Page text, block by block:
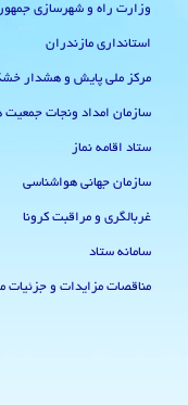
وزارت راه و شهرسازی
استانداری مازندران
مرکز ملی پایش و هشدار
سازمان امداد ونجات جمعیت
ستاد اقامه نماز
سازمان جهانی هواشناسی
غربالگری و مراقبت کرونا
سامانه ستاد
مناقصات مزایدات و جزئیات